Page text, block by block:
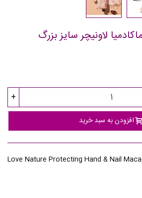
لاونیچر سایز بزرگ
+
افزودن به سبد خرید
Love Nature Protecting Hand & Nail